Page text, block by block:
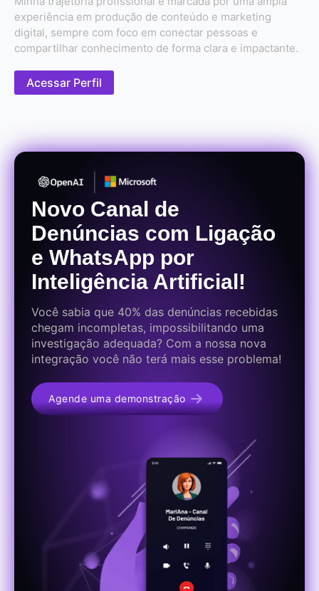
experiência em produção de conteúdo e marketing
digital, sempre com foco em conectar pessoas e
compartilhar conhecimento de forma clara e impactante.
Acessar Perfil
Novo Canal de
Denúncias com Ligação
e WhatsApp por
Inteligência Artificial!
Você sabia que 40% das denúncias recebidas
chegam incompletas, impossibilitando uma
investigação adequada? Com a nossa nova
integração você não terá mais esse problema!
Agende uma demonstração